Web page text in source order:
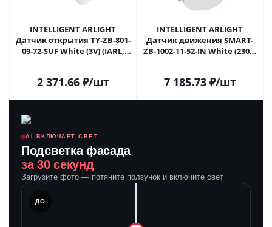
INTELLIGENT ARLIGHT
Датчик открытия TY-ZB-801-
09-72-SUF White (3V) (IARL,
#REGION_NAME_DECLINE_PP#
2 371.66₽/шт
INTELLIGENT ARLIGHT
Датчик движения SMART-
ZB-1002-11-52-IN White (230V,
#REGION_NAME_DECLINE_PP#
7 185.73₽/шт
AI ВКЛЮЧАЕТ СВЕТ
Подсветка фасада
за 30 секунд
Загрузите фото — потяните ползунок и включите свет
ДО